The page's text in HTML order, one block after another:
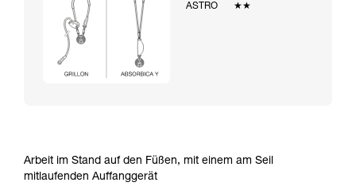
ASTRO
★★
Arbeit im Stand auf den Füßen, mit einem am Seil
mitlaufenden Auffanggerät